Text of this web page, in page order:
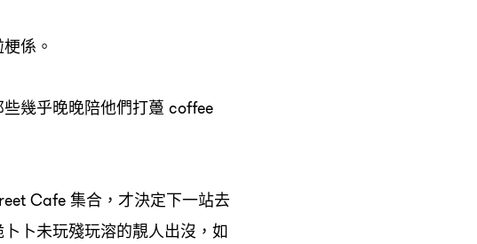
係。
些幾乎晚晚陪他們打躉 coffee
Cafe集合 ， 才決定下一站去
卜未玩殘玩溶的靚人出沒 ， 如